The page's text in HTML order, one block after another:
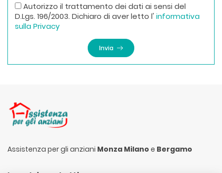
Autorizzo il trattamento dei dati ai sensi del
D.Lgs. 196/2003. Dichiaro di aver letto l' informativa
sulla Privacy
Invia
Assistenza per gli anziani Monza Milano e Bergamo